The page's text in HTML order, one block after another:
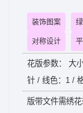
装饰图案
对称设计
花版参数： 大
针 / 线色：1 /
版带文件需绣